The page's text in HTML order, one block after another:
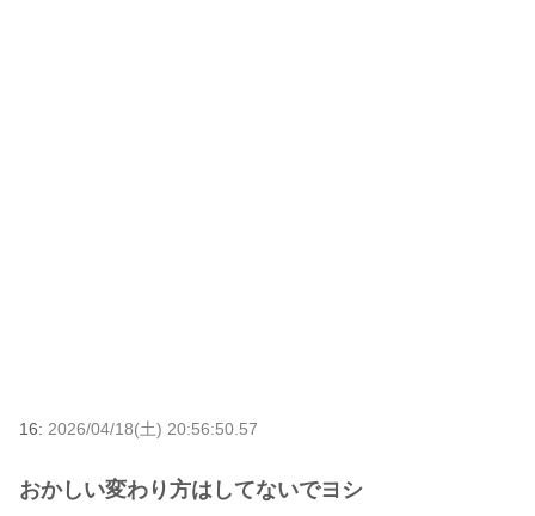
16: 2026/04/18(土) 20:56:50.57
おかしい変わり方はしてないでヨシ